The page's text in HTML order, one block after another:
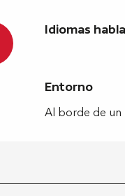
Idiomas
Idiomas
Entorno
Entorno
Al borde de un